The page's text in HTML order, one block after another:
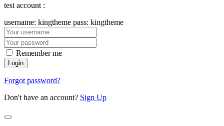
test account :
username: kingtheme pass: kingtheme
Remember me
Forgot password?
Don't have an account? Sign Up